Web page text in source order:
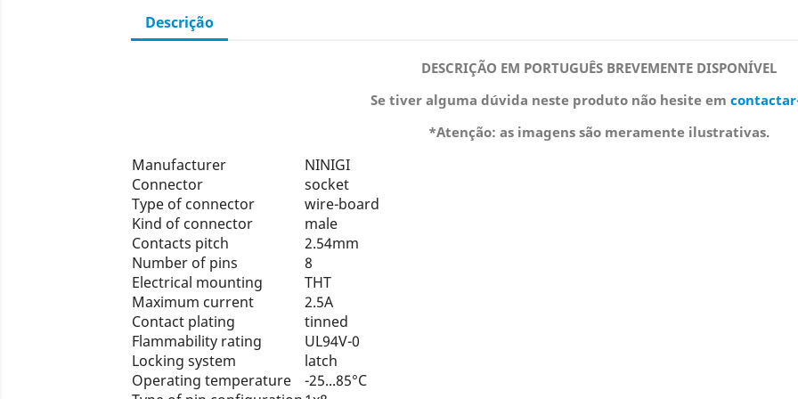
Descrição
DESCRIÇÃO EM PORTUGUÊS BREVEMENTE DISPONÍVEL
Se tiver alguma dúvida neste produto não hesite em
*Atenção: as imagens são meramente ilustrativas.
Manufacturer
NINIGI
Connector
socket
Type of connector
wire-board
Kind of connector
male
Contacts pitch
2.54mm
Number of pins
8
Electrical mounting
THT
Maximum current
2.5A
Contact plating
tinned
Flammability rating
UL94V-0
Locking system
latch
Operating temperature
-25...85°C